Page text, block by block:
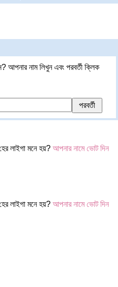
আপনার নাম লিখুন এবং পরবর্তী ক্লিক
লাইগা মনে হয়? আপনার নামে ভোট দিন
লাইগা মনে হয়? আপনার নামে ভোট দিন